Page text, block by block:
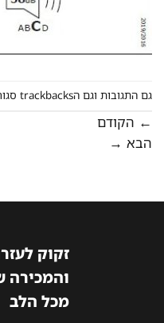
גם התגובות וגם הtrackbacks סגורים כרגע.
← הקודם
הבא →
זקוק
והמכירה
מכל הלב